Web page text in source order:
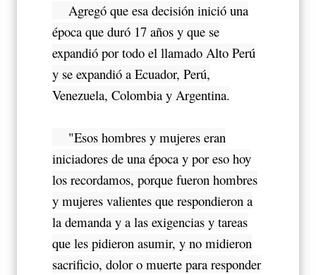
Agregó que esa decisión inició una
época que duró 17 años y que se
expandió por todo el llamado Alto Perú
y se expandió a Ecuador, Perú,
Venezuela, Colombia y Argentina.
"Esos hombres y mujeres eran
iniciadores de una época y por eso hoy
los recordamos, porque fueron hombres
y mujeres valientes que respondieron a
la demanda y a las exigencias y tareas
que les pidieron asumir, y no midieron
sacrificio, dolor o muerte para responder